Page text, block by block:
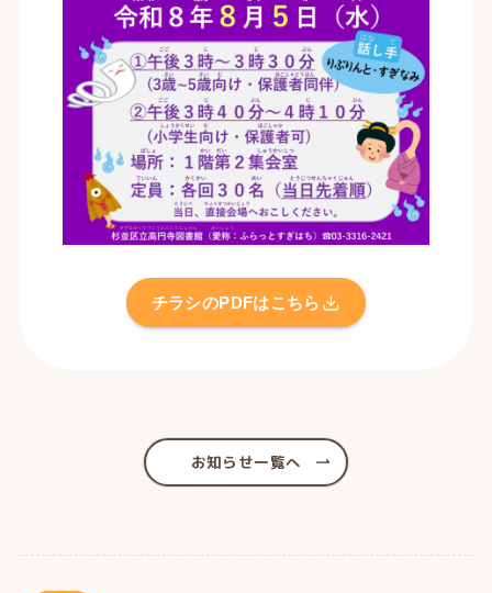
チラシのPDFはこちら
お知らせ一覧へ